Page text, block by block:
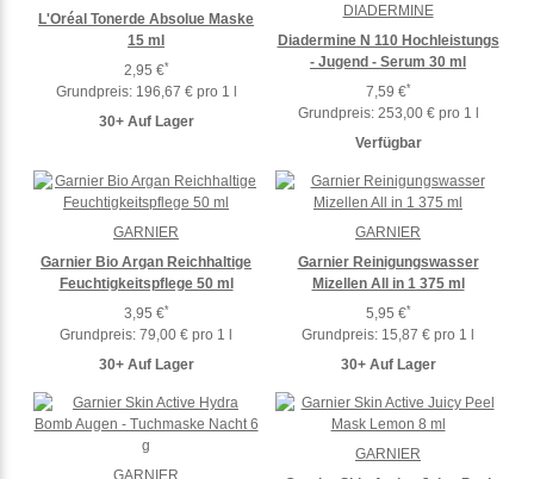
L'Oréal Tonerde Absolue Maske
15 ml
2,95 €*
Grundpreis: 196,67 € pro 1 l
30+ Auf Lager
Diadermine N 110 Hochleistungs
- Jugend - Serum 30 ml
7,59 €*
Grundpreis: 253,00 € pro 1 l
Verfügbar
DIADERMINE
Garnier Bio Argan Reichhaltige
Feuchtigkeitspflege 50 ml
3,95 €*
Grundpreis: 79,00 € pro 1 l
30+ Auf Lager
GARNIER
Garnier Reinigungswasser
Mizellen All in 1 375 ml
5,95 €*
Grundpreis: 15,87 € pro 1 l
30+ Auf Lager
GARNIER
GARNIER
GARNIER